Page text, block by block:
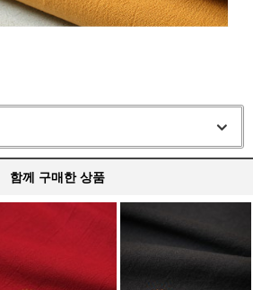
함께 구매한 상품